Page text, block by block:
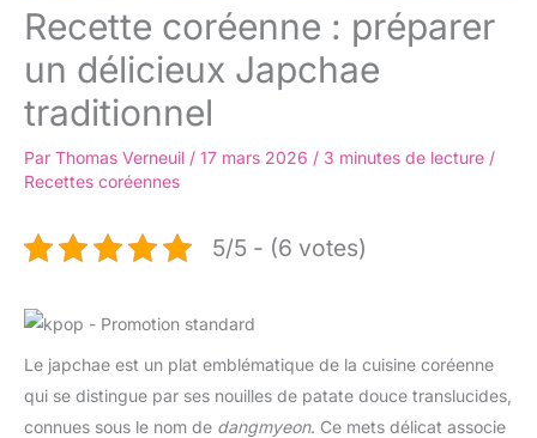
Recette coréenne : préparer
un délicieux Japchae
traditionnel
Par Thomas Verneuil / 17 mars 2026 / 3 minutes de lecture /
Recettes coréennes
5/5 - (6 votes)
Le japchae est un plat emblématique de la cuisine coréenne
qui se distingue par ses nouilles de patate douce translucides,
connues sous le nom de dangmyeon. Ce mets délicat associe